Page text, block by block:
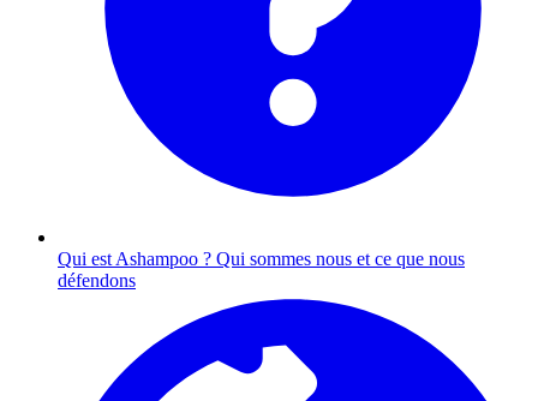
Qui est Ashampoo ? Qui sommes nous et ce que nous
défendons